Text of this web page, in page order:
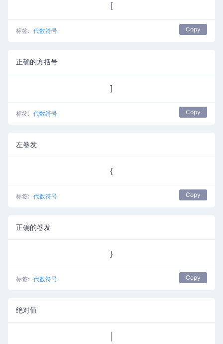
[
标签: 代数符号 Copy
正确的方括号
]
标签: 代数符号 Copy
左卷发
{
标签: 代数符号 Copy
正确的卷发
}
标签: 代数符号 Copy
绝对值